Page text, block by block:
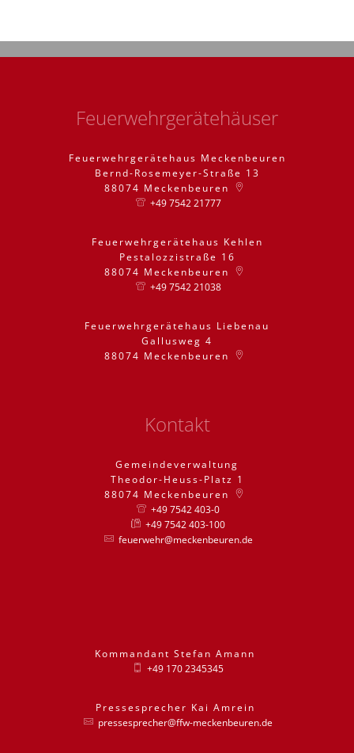
Feuerwehrgerätehäuser
Feuerwehrgerätehaus Meckenbeuren
Bernd-Rosemeyer-Straße 13
88074 Meckenbeuren
+49 7542 21777
Feuerwehrgerätehaus Kehlen
Pestalozzistraße 16
88074 Meckenbeuren
+49 7542 21038
Feuerwehrgerätehaus Liebenau
Gallusweg 4
88074 Meckenbeuren
Kontakt
Gemeindeverwaltung
Theodor-Heuss-Platz 1
88074 Meckenbeuren
+49 7542 403-0
+49 7542 403-100
feuerwehr@meckenbeuren.de
Kommandant Stefan Amann
+49 170 2345345
Pressesprecher Kai Amrein
pressesprecher@ffw-meckenbeuren.de